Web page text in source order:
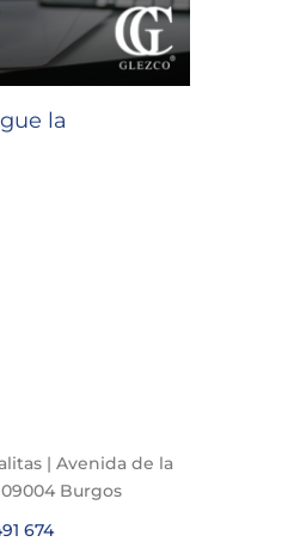
la
| Avenida de la
09004 Burgos
674